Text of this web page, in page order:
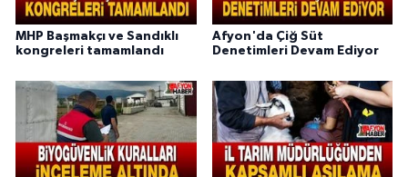
MHP Başmakçı ve Sandıklı
kongreleri tamamlandı
Afyon'da Çiğ Süt
Denetimleri Devam Ediyor